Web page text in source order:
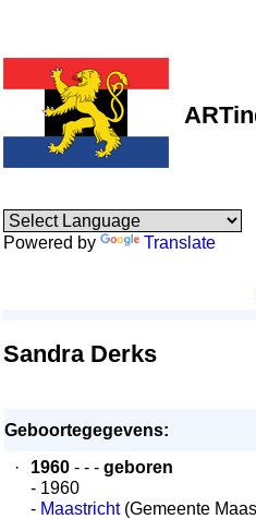
Powered by Translate
Sandra Derks
Geboortegegevens:
·
1960 - - - geboren
- 1960
- Maastricht(Gemeente